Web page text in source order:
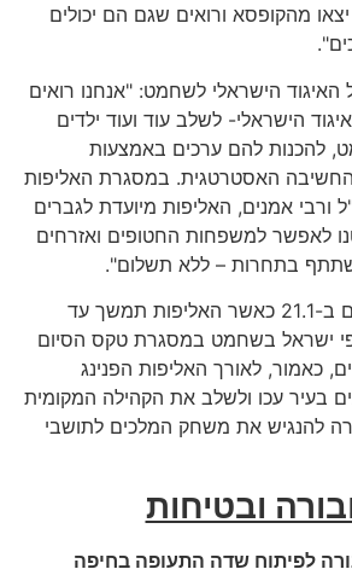
מהקופסא ורואים שגם הם יכולים
הישראלי לשחמט: "אנחנו רואים
הישראלי- לשלב עוד ועוד ילדים
להכנות להם ערכים באמצעות
האסטרטגית. במסגרת האליפות
ורבי אמנים, האליפות מיועדת לגברים
לאפשר למשפחות החטופים ואזרחים
בתחרות – ללא תשלום".
אירוע הפתיחה יתקיים ב-21.1 כאשר האליפות תמשך עד
ישראל בשחמט במסגרת טקס הסיום
כאמור, לאורך האליפות הפנינג
עכו ולשלב את הקהילה המקומית
את משחק המלכים לתושבי
ובטיחות
לפיתוח שדה התעופה בחיפה